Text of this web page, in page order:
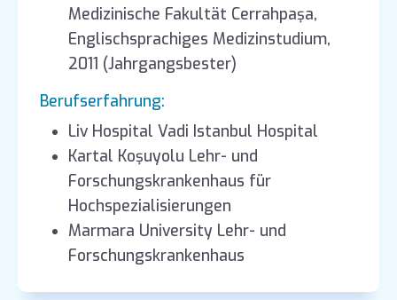
Medizinische Fakultät Cerrahpaşa,
Englischsprachiges Medizinstudium,
2011 (Jahrgangsbester)
Berufserfahrung:
Liv Hospital Vadi Istanbul Hospital
Kartal Koşuyolu Lehr- und
Forschungskrankenhaus für
Hochspezialisierungen
Marmara University Lehr- und
Forschungskrankenhaus